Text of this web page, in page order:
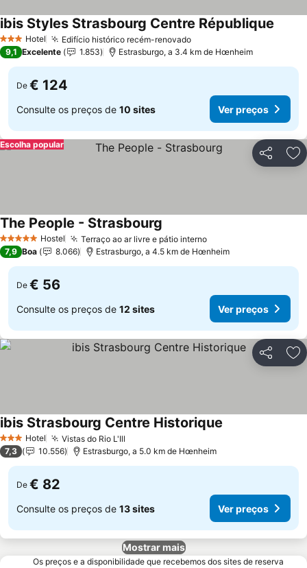
3 EstrelasHotel Edifício histórico recém-renovadoVer preços
ibis Styles Strasbourg Centre République
9,1 Excelente 1.853 Estrasburgo, a 3.4 km de Hœnheim
De € 124
Consulte os preços de 10 sites Ver preços
Partilhar
Escolha popular
5 Estrelas Hostel Terraço ao ar livre e pátio internoVer preços
The People - Strasbourg
7,9 Boa 8.066 Estrasburgo, a 4.5 km de Hœnheim
De € 56
Consulte os preços de 12 sites Ver preços
Partilhar
3 EstrelasHotel Vistas do Rio L'Ill
ibis Strasbourg Centre Historique
7,3 10.556 Estrasburgo, a 5.0 km de Hœnheim
De € 82
Consulte os preços de 13 sites Ver preços
Mostrar mais
Os preços e a disponibilidade que recebemos dos sites de reserva